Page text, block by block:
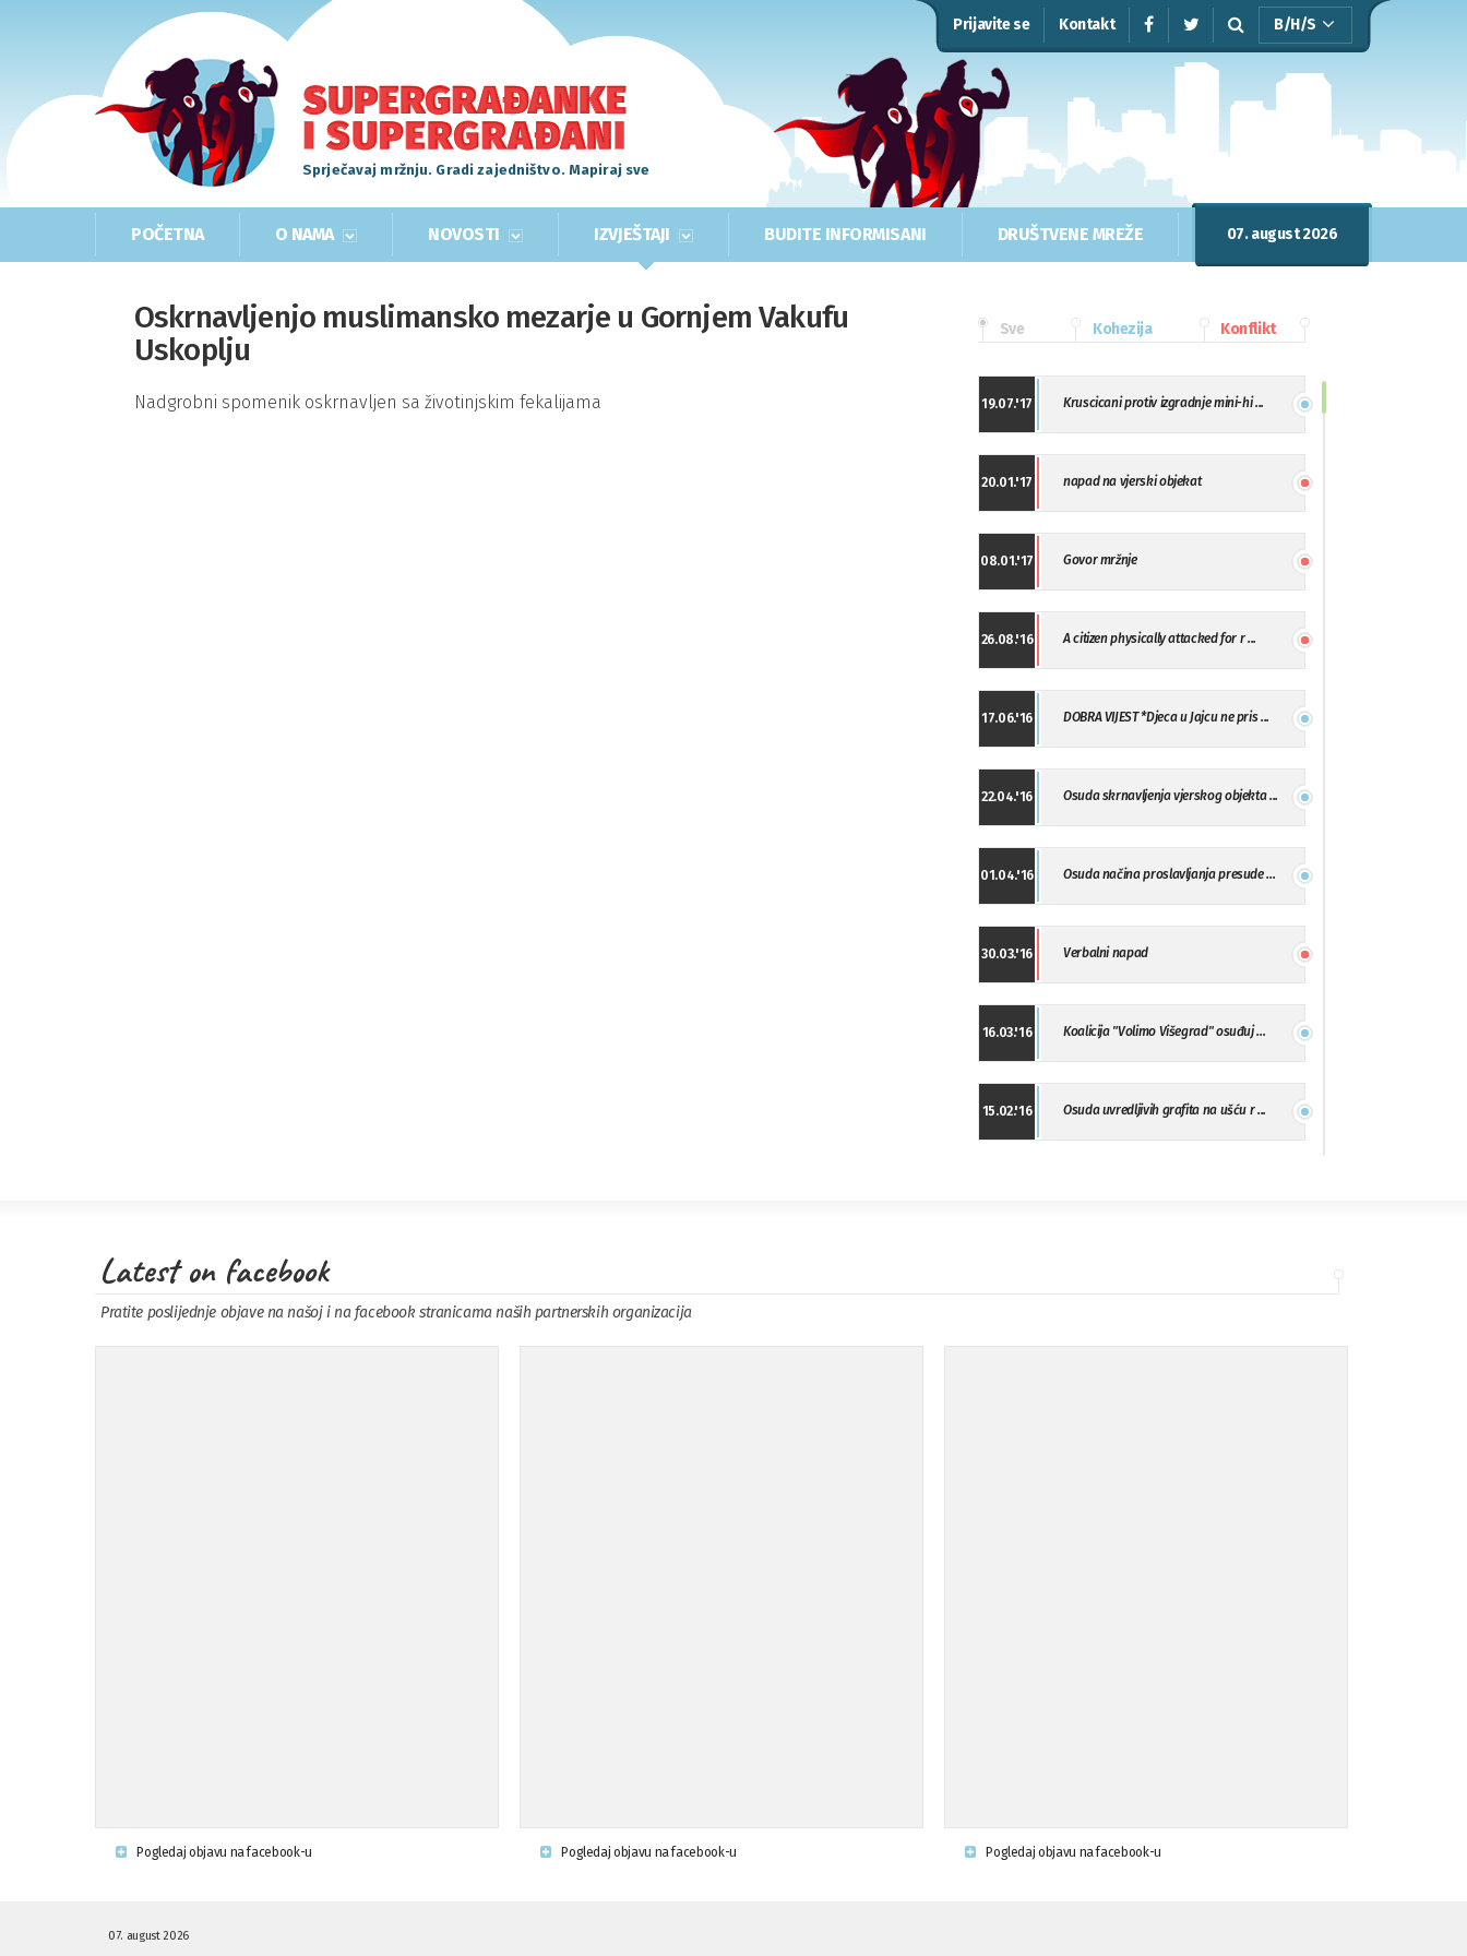
Prijavite se Kontakt B/H/S
Sprječavaj mržnju. Gradi zajedništvo. Mapiraj sve
POČETNA O NAMA NOVOSTI IZVJEŠTAJI BUDITE INFORMISANI DRUŠTVENE MREŽE 07. august 2026
Oskrnavljenjo muslimansko mezarje u Gornjem Vakufu
Uskoplju
Nadgrobni spomenik oskrnavljen sa životinjskim fekalijama
Sve Kohezija Konflikt
19.07.'17 Kruscicani protiv izgradnje mini-hi ...
20.01.'17 napad na vjerski objekat
08.01.'17 Govor mržnje
26.08.'16 A citizen physically attacked for r ...
17.06.'16 DOBRA VIJEST *Djeca u Jajcu ne pris ...
22.04.'16 Osuda skrnavljenja vjerskog objekta ...
01.04.'16 Osuda načina proslavljanja presude ...
30.03.'16 Verbalni napad
16.03.'16 Koalicija "Volimo Višegrad" osuđuj ...
15.02.'16 Osuda uvredljivih grafita na ušću r ...
09.11.'15 Osuda incidenta tokom dženaze na Pe ...
Latest on facebook
Pratite poslijednje objave na našoj i na facebook stranicama naših partnerskih organizacija
Pogledaj objavu na facebook-u Pogledaj objavu na facebook-u Pogledaj objavu na facebook-u
07. august 2026